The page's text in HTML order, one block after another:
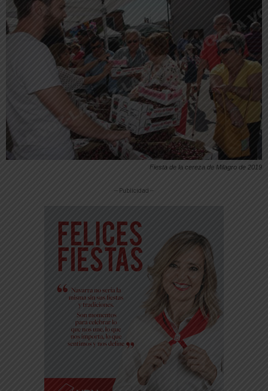
Fiesta de la cereza de Milagro de 2019
-- Publicidad --